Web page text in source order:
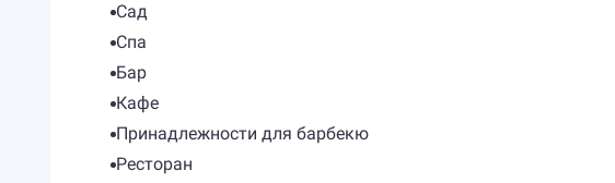
Сад
Спа
Бар
Кафе
Принадлежности для барбекю
Ресторан